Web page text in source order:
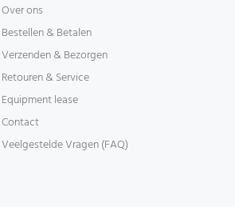
Over ons
Bestellen & Betalen
Verzenden & Bezorgen
Retouren & Service
Equipment lease
Contact
Veelgestelde Vragen (FAQ)